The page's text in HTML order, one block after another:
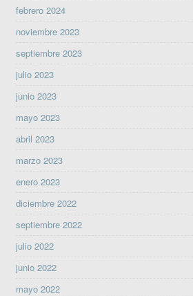
febrero 2024
noviembre 2023
septiembre 2023
julio 2023
junio 2023
mayo 2023
abril 2023
marzo 2023
enero 2023
diciembre 2022
septiembre 2022
julio 2022
junio 2022
mayo 2022